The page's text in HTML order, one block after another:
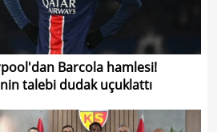
Barcola hamlesi!
talebi dudak uçuklattı